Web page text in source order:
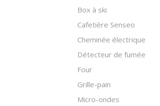
Box à ski
Cafetière Senseo
Cheminée électrique
Détecteur de fumée
Four
Grille-pain
Micro-ondes